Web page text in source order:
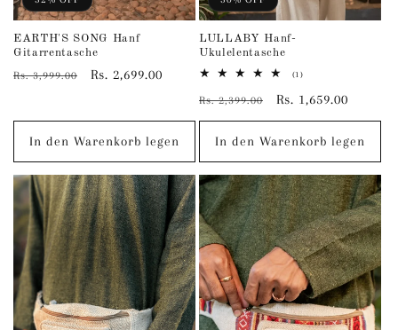
EARTH'S SONG Hanf
Gitarrentasche
Normaler
Rs. 3,999.00 Verkaufspreis
Rs. 2,699.00
In den Warenkorb legen
LULLABY Hanf-
Ukulelentasche
(1)1
insgesamt
Normaler
Preis
Rs. 2,399.00 Verkaufspreis
Rs. 1,659.00
In den Warenkorb legen